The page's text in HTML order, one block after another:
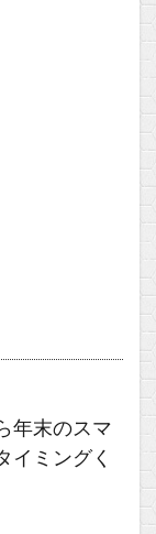
年末のスマ
イミングく